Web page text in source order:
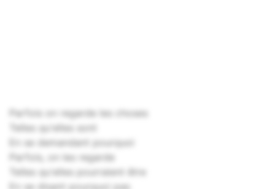
Parfois on regarde les choses
Telles qu'elles sont
En se demandant pourquoi
Parfois, on les regarde
Telles qu'elles pourraient être
En se disant pourquoi pas